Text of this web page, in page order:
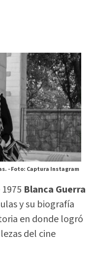
-Foto: Captura Instagram
Blanca Guerra
y su biografía
en donde logró
del cine